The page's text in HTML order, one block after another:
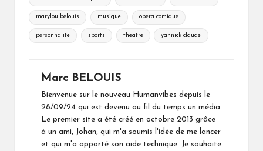
marylou belouis musique opera comique
personnalite sports theatre yannick claude
Marc BELOUIS
Bienvenue sur le nouveau Humanvibes depuis le
28/09/24 qui est devenu au fil du temps un média.
Le premier site a été créé en octobre 2013 grâce
à un ami, Johan, qui m'a soumis l'idée de me lancer
et qui m'a apporté son aide technique. Je souhaite